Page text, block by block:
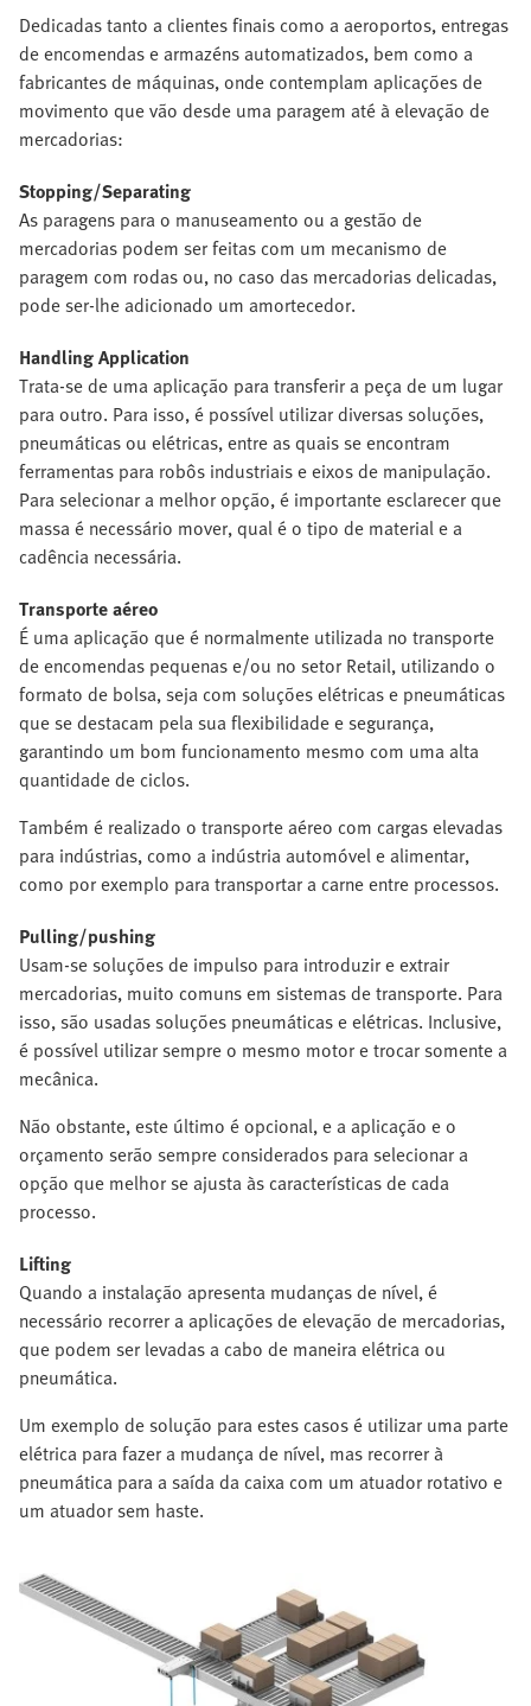
Dedicadas tanto a clientes finais como a aeroportos, entregas
de encomendas e armazéns automatizados, bem como a
fabricantes de máquinas, onde contemplam aplicações de
movimento que vão desde uma paragem até à elevação de
mercadorias:
Stopping/Separating
As paragens para o manuseamento ou a gestão de
mercadorias podem ser feitas com um mecanismo de
paragem com rodas ou, no caso das mercadorias delicadas,
pode ser-lhe adicionado um amortecedor.
Handling Application
Trata-se de uma aplicação para transferir a peça de um lugar
para outro. Para isso, é possível utilizar diversas soluções,
pneumáticas ou elétricas, entre as quais se encontram
ferramentas para robôs industriais e eixos de manipulação.
Para selecionar a melhor opção, é importante esclarecer que
massa é necessário mover, qual é o tipo de material e a
cadência necessária.
Transporte aéreo
É uma aplicação que é normalmente utilizada no transporte
de encomendas pequenas e/ou no setor Retail, utilizando o
formato de bolsa, seja com soluções elétricas e pneumáticas
que se destacam pela sua flexibilidade e segurança,
garantindo um bom funcionamento mesmo com uma alta
quantidade de ciclos.
Também é realizado o transporte aéreo com cargas elevadas
para indústrias, como a indústria automóvel e alimentar,
como por exemplo para transportar a carne entre processos.
Pulling/pushing
Usam-se soluções de impulso para introduzir e extrair
mercadorias, muito comuns em sistemas de transporte. Para
isso, são usadas soluções pneumáticas e elétricas. Inclusive,
é possível utilizar sempre o mesmo motor e trocar somente a
mecânica.
Não obstante, este último é opcional, e a aplicação e o
orçamento serão sempre considerados para selecionar a
opção que melhor se ajusta às características de cada
processo.
Lifting
Quando a instalação apresenta mudanças de nível, é
necessário recorrer a aplicações de elevação de mercadorias,
que podem ser levadas a cabo de maneira elétrica ou
pneumática.
Um exemplo de solução para estes casos é utilizar uma parte
elétrica para fazer a mudança de nível, mas recorrer à
pneumática para a saída da caixa com um atuador rotativo e
um atuador sem haste.